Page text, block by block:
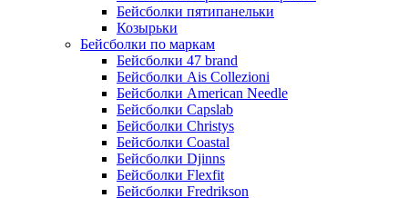
Бейсболки пятипанельки
Козырьки
Бейсболки по маркам
Бейсболки 47 brand
Бейсболки Ais Collezioni
Бейсболки American Needle
Бейсболки Capslab
Бейсболки Christys
Бейсболки Coastal
Бейсболки Djinns
Бейсболки Flexfit
Бейсболки Fredrikson